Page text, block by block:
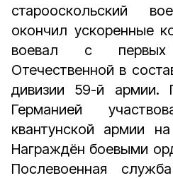
старооскольский
окончил ускоренные
воевал с
Отечественной в
дивизии 59-й армии.
Германией
квантунской армии
Награждён боевыми
Послевоенная